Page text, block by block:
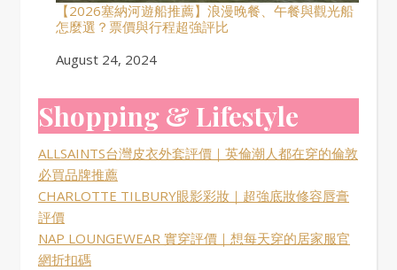
【2026塞納河遊船推薦】浪漫晚餐、午餐與觀光船
怎麼選？票價與行程超強評比
Date
August 24, 2024
Shopping & Lifestyle
ALLSAINTS台灣皮衣外套評價｜英倫潮人都在穿的倫敦
必買品牌推薦
CHARLOTTE TILBURY眼影彩妝｜超強底妝修容唇膏
評價
NAP LOUNGEWEAR 實穿評價｜想每天穿的居家服官
網折扣碼